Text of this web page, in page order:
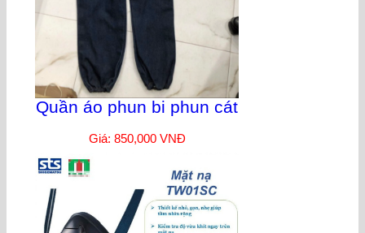
Quần áo phun bi phun cát
Giá: 850,000 VNĐ